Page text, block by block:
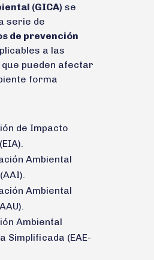
(GICA) se
serie de
de prevención
a las
pueden afectar
forma
de Impacto
Ambiental
Ambiental
Ambiental
Simplificada (EAE-